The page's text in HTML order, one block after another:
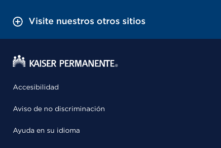
Visite nuestros otros sitios
Accesibilidad
Aviso de no discriminación
Ayuda en su idioma